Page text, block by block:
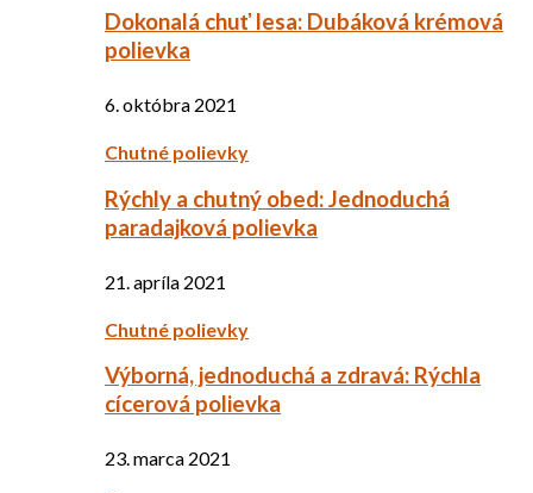
Dokonalá chuť lesa: Dubáková krémová
polievka
6. októbra 2021
Chutné polievky
Rýchly a chutný obed: Jednoduchá
paradajková polievka
21. apríla 2021
Chutné polievky
Výborná, jednoduchá a zdravá: Rýchla
cícerová polievka
23. marca 2021